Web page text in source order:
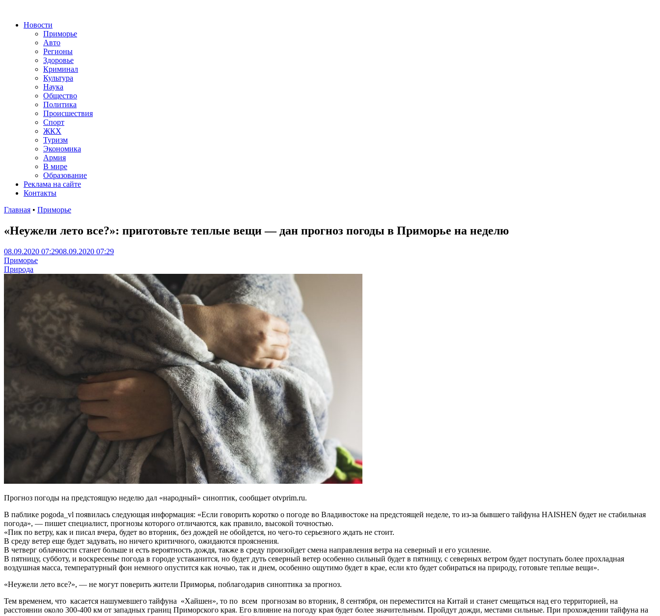
Новости
Приморье
Авто
Регионы
Здоровье
Криминал
Культура
Наука
Общество
Политика
Происшествия
Спорт
ЖКХ
Туризм
Экономика
Армия
В мире
Образование
Реклама на сайте
Контакты
Главная • Приморье
«Неужели лето все?»: приготовьте теплые вещи — дан прогноз погоды в Приморье на неделю
08.09.2020 07:2908.09.2020 07:29
Приморье
Природа
Прогноз погоды на предстоящую неделю дал «народный» синоптик, сообщает otvprim.ru.
В паблике pogoda_vl появилась следующая информация: «Если говорить коротко о погоде во Владивостоке на предстоящей неделе, то из-за бывшего тайфуна HAISHEN будет не стабильная
погода», — пишет специалист, прогнозы которого отличаются, как правило, высокой точностью.
«Пик по ветру, как и писал вчера, будет во вторник, без дождей не обойдется, но чего-то серьезного ждать не стоит.
В среду ветер еще будет задувать, но ничего критичного, ожидаются прояснения.
В четверг облачности станет больше и есть вероятность дождя, также в среду произойдет смена направления ветра на северный и его усиление.
В пятницу, субботу, и воскресенье погода в городе устаканится, но будет дуть северный ветер особенно сильный будет в пятницу, с северных ветром будет поступать более прохладная
воздушная масса, температурный фон немного опустится как ночью, так и днем, особенно ощутимо будет в крае, если кто будет собираться на природу, готовьте теплые вещи».
«Неужели лето все?», — не могут поверить жители Приморья, поблагодарив синоптика за прогноз.
Тем временем, что касается нашумевшего тайфуна «Хайшен», то по всем прогнозам во вторник, 8 сентября, он переместится на Китай и станет смещаться над его территорией, на
расстоянии около 300-400 км от западных границ Приморского края. Его влияние на погоду края будет более значительным. Пройдут дожди, местами сильные. При прохождении тайфуна на